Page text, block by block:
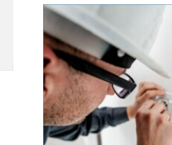
det många frågor. Är det
säkert? Ger det bara
resultat f&oum...